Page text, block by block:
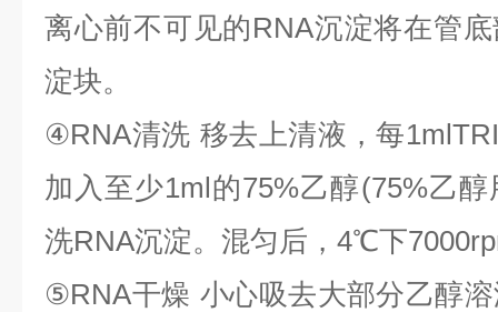
离心前不可见的RNA沉淀将在管
淀块。
④RNA清洗 移去上清液，每
加入至少1ml的75%乙醇(75%乙醇
洗RNA沉淀。混匀后， 4℃下
⑤RNA干燥 小心吸去大部分乙醇